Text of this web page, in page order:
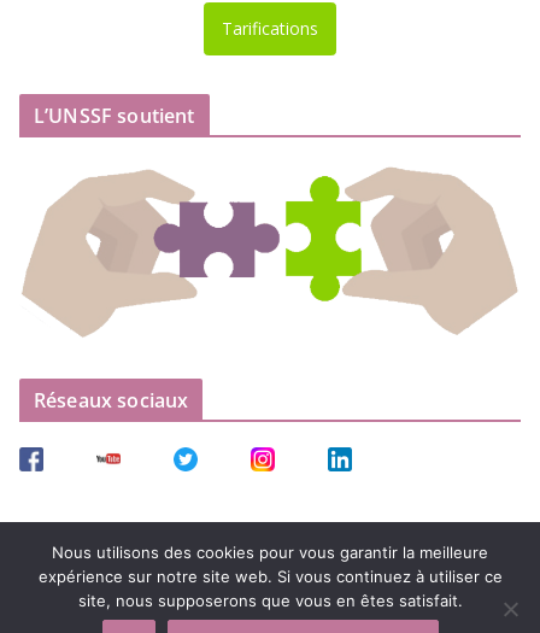
Tarifications
L’UNSSF soutient
Réseaux sociaux
Copyright © 2026UNSSF – Union Nationale et Syndicale des
Nous utilisons des cookies pour vous garantir la meilleure
expérience sur notre site web. Si vous continuez à utiliser ce
site, nous supposerons que vous en êtes satisfait.